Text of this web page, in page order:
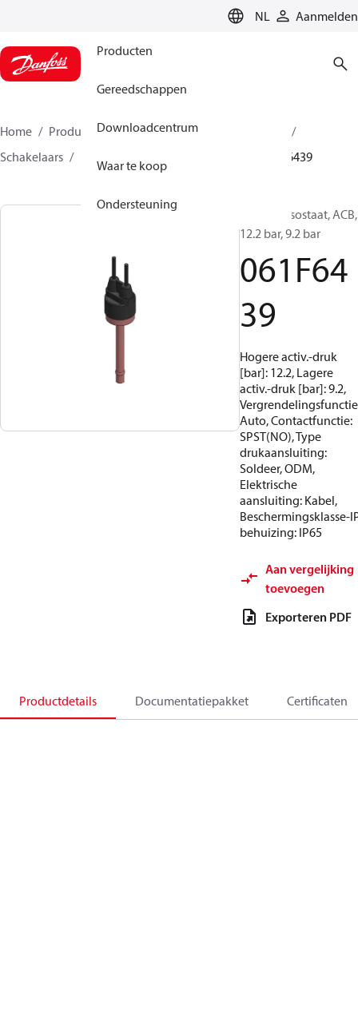
NL Aanmelden
Producten
Gereedschappen
Downloadcentrum
Waar te koop
Ondersteuning
Home Producten
Climate Solutions voor cooling
Schakelaars
061F6439
Mini-pressostaat, ACB,
12.2 bar, 9.2 bar
061F64
39
Hogere activ.-druk
[bar]: 12.2, Lagere
activ.-druk [bar]: 9.2,
Auto, Contactfunctie:
SPST(NO), Type
drukaansluiting:
Soldeer, ODM,
Elektrische
aansluiting: Kabel,
Beschermingsklasse-
behuizing: IP65
Aan vergelijking
toevoegen
Exporteren PDF
Productdetails Documentatiepakket Certificaten